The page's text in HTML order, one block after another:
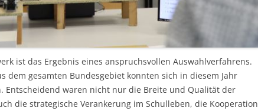
ist das Ergebnis eines anspruchsvollen Auswahlverfahrens.
dem gesamten Bundesgebiet konnten sich in diesem Jahr
Entscheidend waren nicht nur die Breite und Qualität der
die strategische Verankerung im Schulleben, die Kooperation